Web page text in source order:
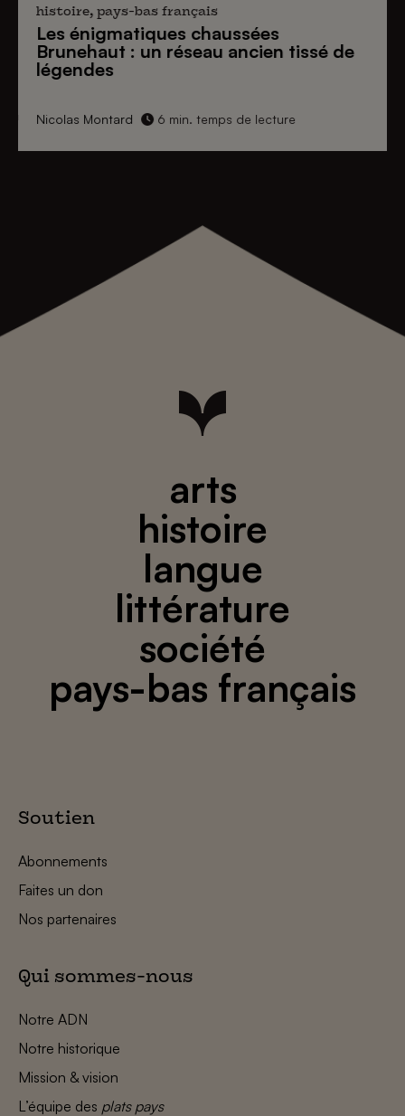
histoire, pays-bas français
Les énigmatiques chaussées
Brunehaut : un réseau ancien tissé de
légendes
Nicolas Montard 6 min. temps de lecture
arts
histoire
langue
littérature
société
pays-bas français
Soutien
Abonnements
Faites un don
Nos partenaires
Qui sommes-nous
Notre ADN
Notre historique
Mission & vision
L’équipe des plats pays